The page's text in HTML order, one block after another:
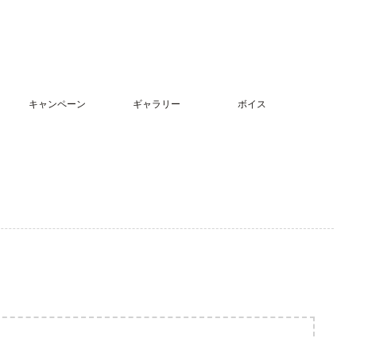
キャンペーン ギャラリー ボイス